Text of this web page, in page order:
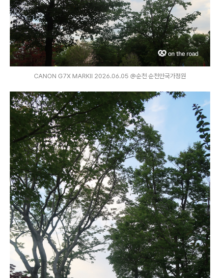
CANON G7X MARKⅡ 2026.06.05 @순천 순천만국가정원